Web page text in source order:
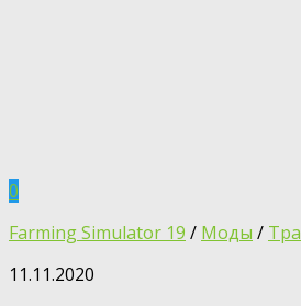
0
Farming Simulator 19 / Моды /
11.11.2020